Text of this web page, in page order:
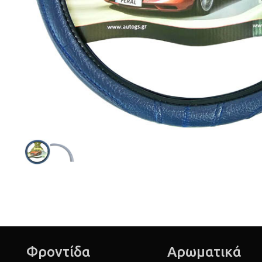
Φροντίδα Αρωματικά